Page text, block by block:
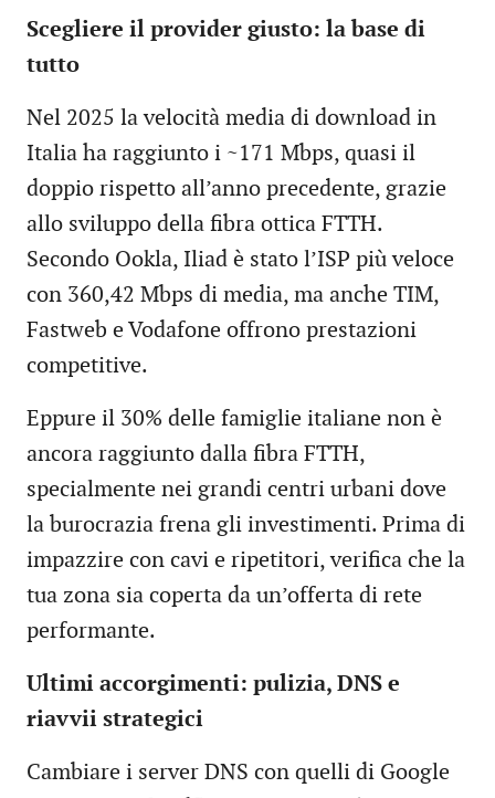
Scegliere il provider giusto: la base di
tutto
Nel 2025 la velocità media di download in
Italia ha raggiunto i ~171 Mbps, quasi il
doppio rispetto all’anno precedente, grazie
allo sviluppo della fibra ottica FTTH.
Secondo Ookla, Iliad è stato l’ISP più veloce
con 360,42 Mbps di media, ma anche TIM,
Fastweb e Vodafone offrono prestazioni
competitive.
Eppure il 30% delle famiglie italiane non è
ancora raggiunto dalla fibra FTTH,
specialmente nei grandi centri urbani dove
la burocrazia frena gli investimenti. Prima di
impazzire con cavi e ripetitori, verifica che la
tua zona sia coperta da un’offerta di rete
performante.
Ultimi accorgimenti: pulizia, DNS e
riavvii strategici
Cambiare i server DNS con quelli di Google